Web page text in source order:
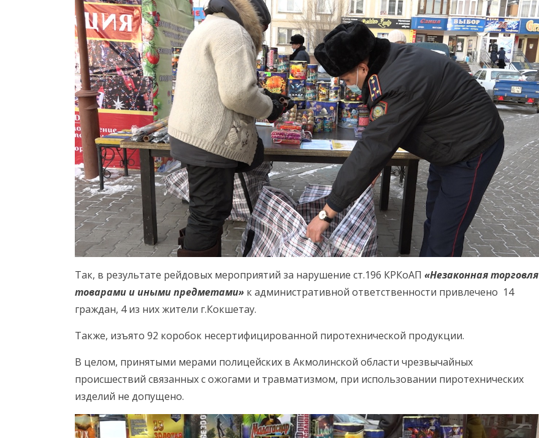
Так, в результате рейдовых мероприятий за нарушение ст.196 КРКоАП «Незаконная торговля
товарами и иными предметами» к административной ответственности привлечено 14
граждан, 4 из них жители г.Кокшетау.
Также, изъято 92 коробок несертифицированной пиротехнической продукции.
В целом, принятыми мерами полицейских в Акмолинской области чрезвычайных
происшествий связанных с ожогами и травматизмом, при использовании пиротехнических
изделий не допущено.